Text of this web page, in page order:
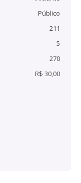
Público
211
5
270
R$ 30,00